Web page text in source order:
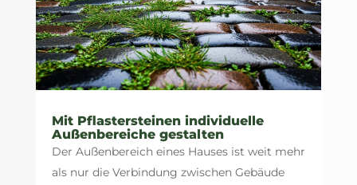
Mit Pflastersteinen individuelle
Außenbereiche gestalten
Der Außenbereich eines Hauses ist weit mehr
als nur die Verbindung zwischen Gebäude